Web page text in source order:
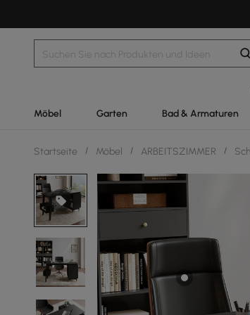
Möbel Garten Bad & Armaturen
Startseite / Möbel / ARBEITSZIMMER /